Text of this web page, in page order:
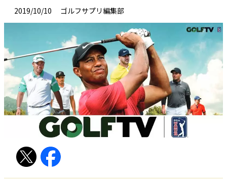
2019/10/10 ゴルフサプリ編集部